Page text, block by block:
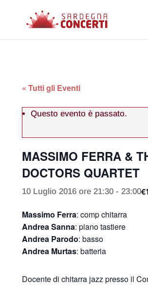
« Tutti gli Eventi
Questo evento è passato.
MASSIMO FERRA &
DOCTORS QUARTET
10 Luglio 2016 ore 21:30- 23:00
Massimo Ferra: comp chitarra
Andrea Sanna: piano tastiere
Andrea Parodo: basso
Andrea Murtas: batteria
Docente di chitarra jazz presso il